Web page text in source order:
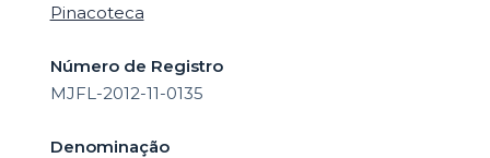
Pinacoteca
Número de Registro
MJFL-2012-11-0135
Denominação